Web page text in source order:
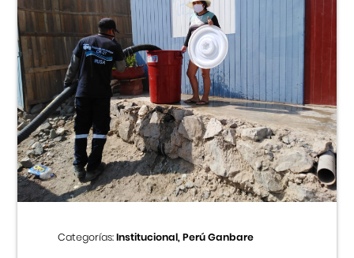
Categorías:Institucional, Perú Ganbare